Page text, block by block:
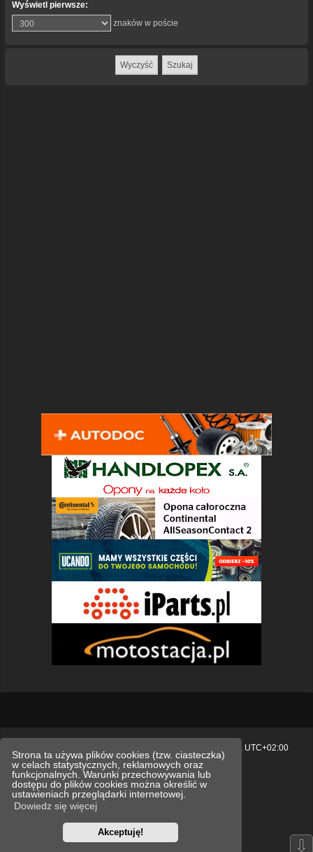
Strona ta używa plików cookies (tzw. ciasteczka)
w celach statystycznych, reklamowych oraz
funkcjonalnych. Warunki przechowywania lub
dostępu do plików cookies można określić w
ustawieniach przeglądarki internetowej.
Dowiedz się więcej
Akceptuję!
Wyświetl pierwsze:
znaków w poście
Strefa czasowa UTC+02:00
Polityka prywatności.
Technologię dostarczaphpBB® Forum Software © phpBB Limited
Polski pakiet językowy dostarczaphpBB.pl
we_universal created by INVENTEA & v12mike
phpBB SEO ⇩